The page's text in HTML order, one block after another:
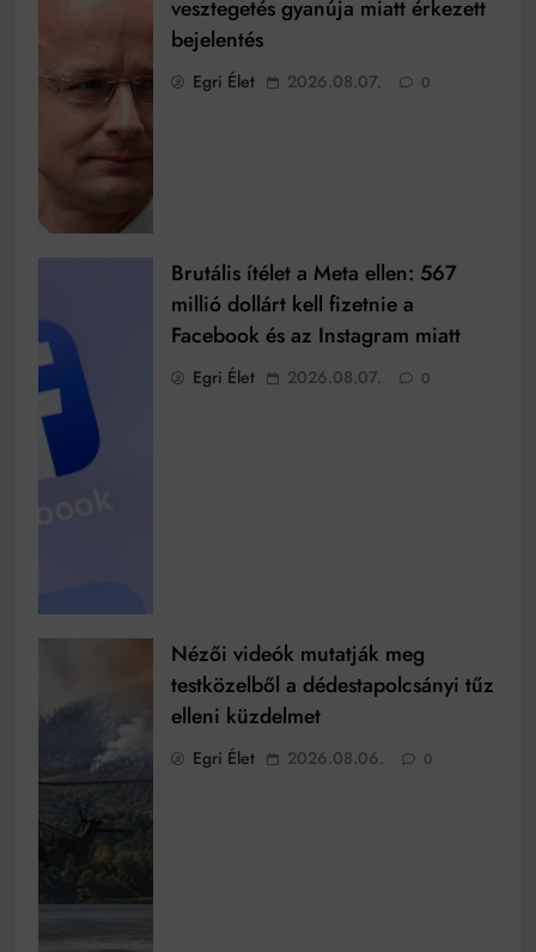
vesztegetés gyanúja miatt érkezett
bejelentés
Egri Élet 2026.08.07. 0
Brutális ítélet a Meta ellen: 567
millió dollárt kell fizetnie a
Facebook és az Instagram miatt
Egri Élet 2026.08.07. 0
Nézői videók mutatják meg
testközelből a dédestapolcsányi tűz
elleni küzdelmet
Egri Élet 2026.08.06. 0